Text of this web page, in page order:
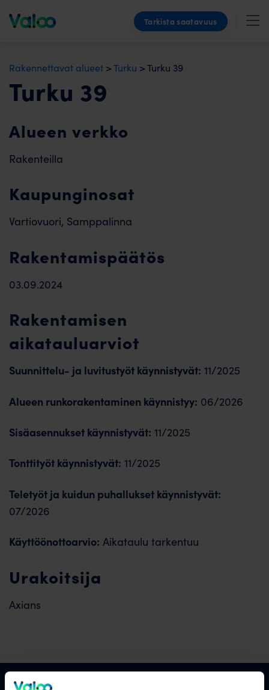
Tarkista saatavuus
Rakennettavat alueet >Turku >Turku 39
Turku 39
Alueen verkko
Rakenteilla
Kaupunginosat
Vartiovuori, Samppalinna
Rakentamispäätös
03.09.2024
Rakentamisen
aikatauluarviot
Suunnittelu- ja luvitustyöt käynnistyvät: 11/2025
Alueen runkorakentaminen käynnistyy: 06/2026
Sisäasennukset käynnistyvät: 11/2025
Tonttityöt käynnistyvät: 11/2025
Teletyöt ja kuidun puhallukset käynnistyvät:
07/2026
Käyttöönottoarvio: Aikataulu tarkentuu
Urakoitsija
Axians